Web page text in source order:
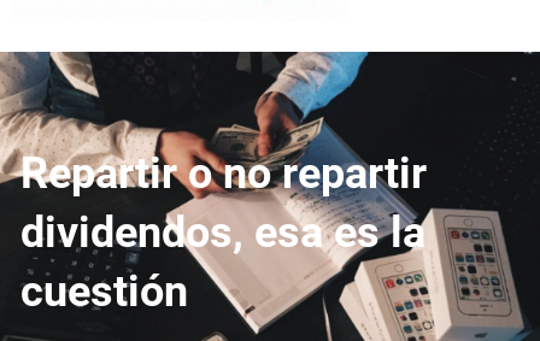
Repartir o no repartir
dividendos, esa es la
cuestión